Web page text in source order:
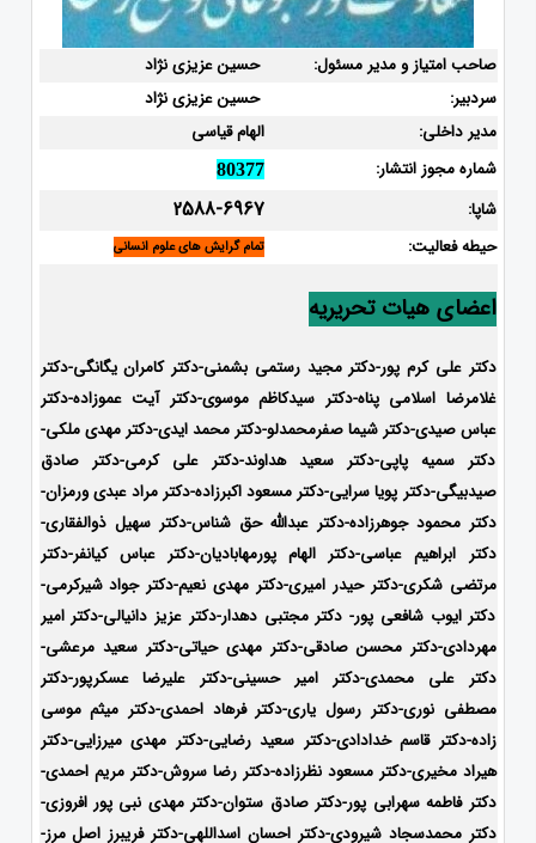
صاحب امتیاز و مدیر مسئول:
حسین عزیزی نژاد
سردبیر:
حسین عزیزی نژاد
مدیر داخلی:
الهام قیاسی
شماره مجوز انتشار:
80377
شاپا: 2588-6967
حیطه فعالیت: تمام گرایش های علوم انسانی
اعضای هیات تحریریه
دکتر علی کرم پور-دکتر مجید رستمی بشمنی-دکتر کامران یگانگی-دکتر
غلامرضا اسلامی پناه-دکتر سیدکاظم موسوی-دکتر آیت عموزاده-دکتر
عباس صیدی-دکتر شیما صفرمحمدلو-دکتر محمد ایدی-دکتر مهدی ملکی-
دکتر سمیه پاپی-دکتر سعید هداوند-دکتر علی کرمی-دکتر صادق
صیدبیگی-دکتر پویا سرایی-دکتر مسعود اکبرزاده-دکتر مراد عبدی ورمزان-
دکتر محمود جوهرزاده-دکتر عبدالله حق شناس-دکتر سهیل ذوالفقاری-
دکتر ابراهیم عباسی-دکتر الهام پورمهابادیان-دکتر عباس کیانفر-دکتر
مرتضی شکری-دکتر حیدر امیری-دکتر مهدی نعیم-دکتر جواد شیرکرمی-
دکتر ایوب شافعی پور- دکتر مجتبی دهدار-دکتر عزیز دانیالی-دکتر امیر
مهردادی-دکتر محسن صادقی-دکتر مهدی حیاتی-دکتر سعید مرعشی-
دکتر علی محمدی-دکتر امیر حسینی-دکتر علیرضا عسکرپور-دکتر
مصطفی نوری-دکتر رسول یاری-دکتر فرهاد احمدی-دکتر میثم موسی
زاده-دکتر قاسم خدادادی-دکتر سعید رضایی-دکتر مهدی میرزایی-دکتر
هیراد مخیری-دکتر مسعود نظرزاده-دکتر رضا سروش-دکتر مریم احمدی-
دکتر فاطمه سهرابی پور-دکتر صادق ستوان-دکتر مهدی نبی پور افروزی-
دکتر محمدسجاد شیرودی-دکتر احسان اسداللهی-دکتر فریبرز اصل مرز-